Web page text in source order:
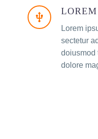
Lorem
sectetur
doiusmod
dolore